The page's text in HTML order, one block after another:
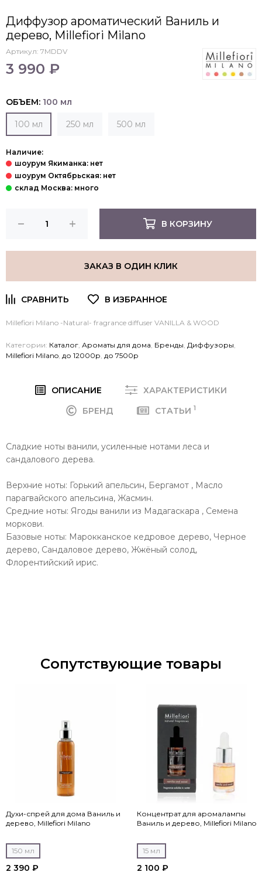
Диффузор ароматический Ваниль и
дерево, Millefiori Milano
Артикул: 7MDDV
3 990 ₽
ОБЪЕМ: 100 мл
100 мл 250 мл 500 мл
Наличие:
В КОРЗИНУ
ЗАКАЗ В ОДИН КЛИК
Millefiori Milano -Natural- fragrance diffuser VANILLA & WOOD
Категории: Каталог Ароматы для дома Бренды Диффузоры
Millefiori Milano до 12000р до 7500р
ОПИСАНИЕ
ХАРАКТЕРИСТИКИ
БРЕНД
СТАТЬИ 1
Сладкие ноты ванили, усиленные нотами леса и
сандалового дерева.
Верхние ноты: Горький апельсин, Бергамот , Масло
парагвайского апельсина, Жасмин.
Средние ноты: Ягоды ванили из Мадагаскара , Cемена
моркови.
Базовые ноты: Марокканское кедровое дерево, Черное
дерево, Сандаловое дерево, Жжёный солод,
Флорентийский ирис.
Сопутствующие товары
Духи-спрей для дома Ваниль и
дерево, Millefiori Milano
150 мл
2 390 ₽
Концентрат для аромалампы
Ваниль и дерево, Millefiori Milano
15 мл
2 100 ₽